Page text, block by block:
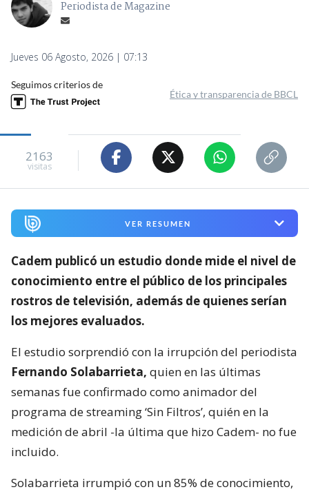
Periodista de Magazine
Jueves 06 Agosto, 2026 | 07:13
Seguimos criterios de
Ética y transparencia de BBCL
2163
visitas
VER RESUMEN
Cadem publicó un estudio donde mide el nivel de
conocimiento entre el público de los principales
rostros de televisión, además de quienes serían
los mejores evaluados.
El estudio sorprendió con la irrupción del periodista
Fernando Solabarrieta, quien en las últimas
semanas fue confirmado como animador del
programa de streaming ‘Sin Filtros’, quién en la
medición de abril -la última que hizo Cadem- no fue
incluido.
Solabarrieta irrumpió con un 85% de conocimiento,